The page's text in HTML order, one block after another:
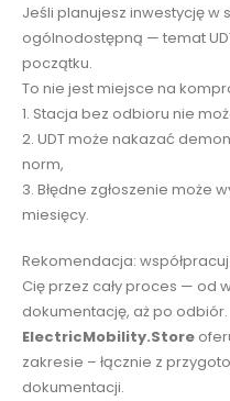
Jeśli planujesz inwestycję w
ogólnodostępną — temat
początku.
To nie jest miejsce na
1. Stacja bez odbioru nie
2. UDT może nakazać
norm,
3. Błędne zgłoszenie może
miesięcy.
Rekomendacja:
Cię przez cały proces — od
dokumentację, aż po odbiór.
ElectricMobility.Store
zakresie – łącznie z
dokumentacji.